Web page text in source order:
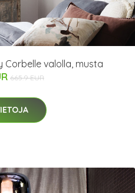
valolla, musta
665.9 EUR